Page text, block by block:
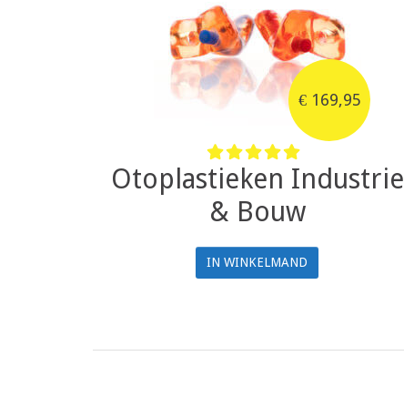
€169,95
Otoplastieken Industrie
& Bouw
IN WINKELMAND